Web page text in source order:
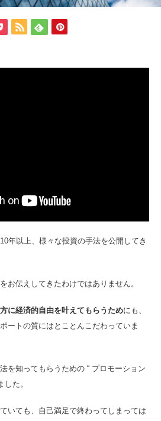
年以上、様々な投資の手法を公開してき
お伝えしてきたわけではありません。
に経済的自由を叶えてもらうためにも、
ートの質にはとことんこだわっていま
を知ってもらうための “ プロモーション
た。
いても、自己満足で終わってしまっては